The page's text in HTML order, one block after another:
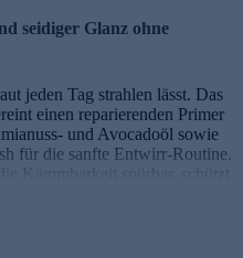
seidiger Glanz ohne
jeden Tag strahlen lässt. Das
einen reparierenden Primer
und Avocadoöl sowie
für die sanfte Entwirr-Routine.
Kämmbarkeit spürbar, schützt
verleiht seidigen Glanz –